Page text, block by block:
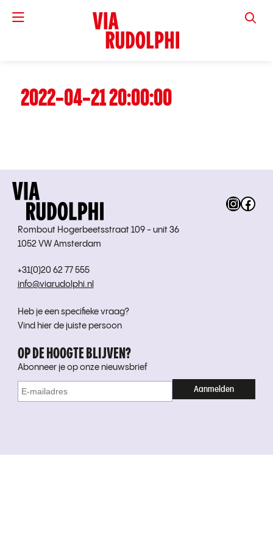
VIA
2022-04-21 20:00:00
Rombout Hogerbeetsstraat 109 - unit 36
1052 VW Amsterdam
+31(0)20 62 77 555
info@viarudolphi.nl
Heb je een specifieke vraag?
Vind hier de juiste persoon
OP DE HOOGTE BLIJVEN?
Abonneer je op onze nieuwsbrief